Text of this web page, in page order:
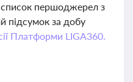
список першоджерел з
підсумок за добу
Платформи LIGA360.